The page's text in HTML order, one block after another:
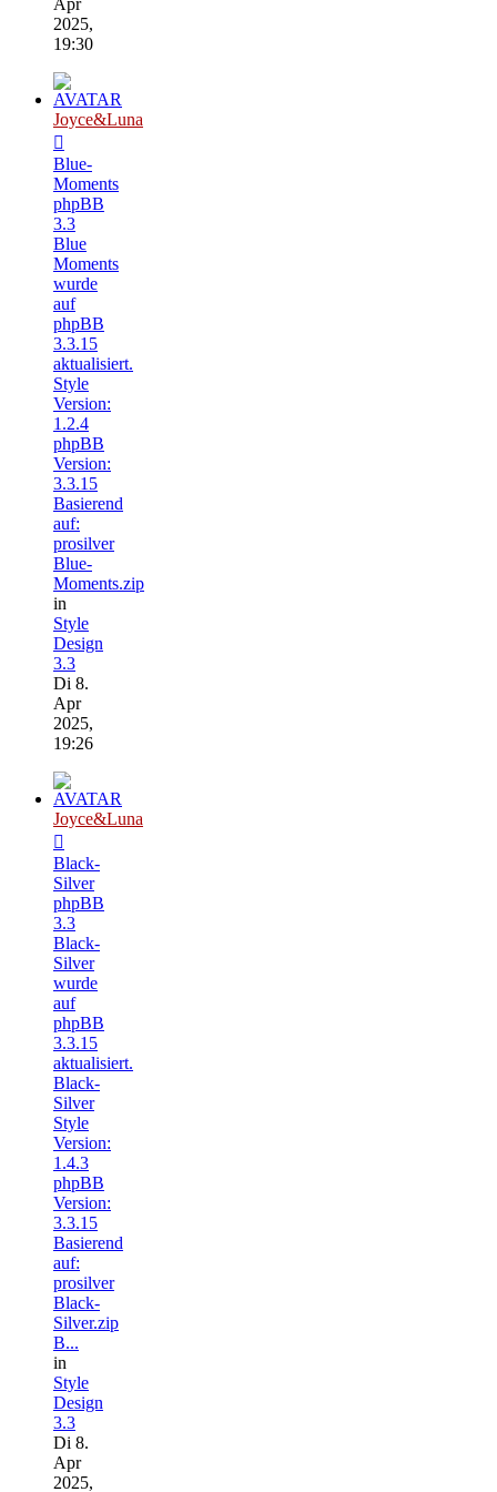
Apr
2025,
19:30
Joyce&Luna
Blue-
Moments
phpBB
3.3
Blue
Moments
wurde
auf
phpBB
3.3.15
aktualisiert.
Style
Version:
1.2.4
phpBB
Version:
3.3.15
Basierend
auf:
prosilver
Blue-
Moments.zip
in
Style
Design
3.3
Di 8.
Apr
2025,
19:26
Joyce&Luna
Black-
Silver
phpBB
3.3
Black-
Silver
wurde
auf
phpBB
3.3.15
aktualisiert.
Black-
Silver
Style
Version:
1.4.3
phpBB
Version:
3.3.15
Basierend
auf:
prosilver
Black-
Silver.zip
B...
in
Style
Design
3.3
Di 8.
Apr
2025,